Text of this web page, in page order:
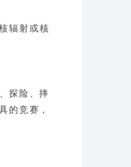
辐射或核
探险、摔
的竞赛，